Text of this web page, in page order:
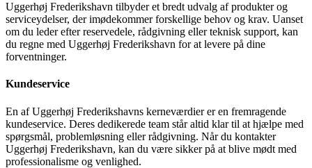
Uggerhøj Frederikshavn tilbyder et bredt udvalg af produkter og
serviceydelser, der imødekommer forskellige behov og krav. Uanset
om du leder efter reservedele, rådgivning eller teknisk support, kan
du regne med Uggerhøj Frederikshavn for at levere på dine
forventninger.
Kundeservice
En af Uggerhøj Frederikshavns kerneværdier er en fremragende
kundeservice. Deres dedikerede team står altid klar til at hjælpe med
spørgsmål, problemløsning eller rådgivning. Når du kontakter
Uggerhøj Frederikshavn, kan du være sikker på at blive mødt med
professionalisme og venlighed.